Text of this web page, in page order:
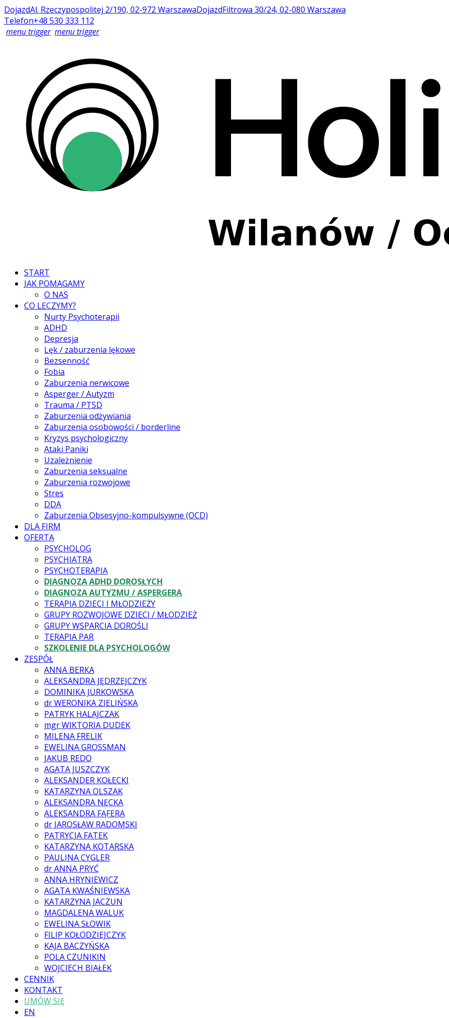
DojazdAl. Rzeczypospolitej 2/190, 02-972 WarszawaDojazdFiltrowa 30/24, 02-080 Warszawa
Telefon+48 530 333 112
menu trigger menu trigger
START
JAK POMAGAMY
O NAS
CO LECZYMY?
Nurty Psychoterapii
ADHD
Depresja
Lęk / zaburzenia lękowe
Bezsenność
Fobia
Zaburzenia nerwicowe
Asperger / Autyzm
Trauma / PTSD
Zaburzenia odżywiania
Zaburzenia osobowości / borderline
Kryzys psychologiczny
Ataki Paniki
Uzależnienie
Zaburzenia seksualne
Zaburzenia rozwojowe
Stres
DDA
Zaburzenia Obsesyjno-kompulsywne (OCD)
DLA FIRM
OFERTA
PSYCHOLOG
PSYCHIATRA
PSYCHOTERAPIA
DIAGNOZA ADHD DOROSŁYCH
DIAGNOZA AUTYZMU / ASPERGERA
TERAPIA DZIECI I MŁODZIEŻY
GRUPY ROZWOJOWE DZIECI / MŁODZIEŻ
GRUPY WSPARCIA DOROŚLI
TERAPIA PAR
SZKOLENIE DLA PSYCHOLOGÓW
ZESPÓŁ
ANNA BERKA
ALEKSANDRA JĘDRZEJCZYK
DOMINIKA JURKOWSKA
dr WERONIKA ZIELIŃSKA
PATRYK HALAJCZAK
mgr WIKTORIA DUDEK
MILENA FRELIK
EWELINA GROSSMAN
JAKUB REDO
AGATA JUSZCZYK
ALEKSANDER KOŁECKI
KATARZYNA OLSZAK
ALEKSANDRA NĘCKA
ALEKSANDRA FĄFERA
dr JAROSŁAW RADOMSKI
PATRYCJA FATEK
KATARZYNA KOTARSKA
PAULINA CYGLER
dr ANNA PRYĆ
ANNA HRYNIEWICZ
AGATA KWAŚNIEWSKA
KATARZYNA JACZUN
MAGDALENA WALUK
EWELINA SŁOWIK
FILIP KOŁODZIEJCZYK
KAJA BACZYŃSKA
POLA CZUNIKIN
WOJCIECH BIAŁEK
CENNIK
KONTAKT
UMÓW SIĘ
EN